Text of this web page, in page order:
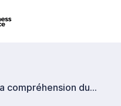
"La compréhension du marché par le V.I.E nous a fait gagner une année, ce qui est très précieux à l'échelle internationale"